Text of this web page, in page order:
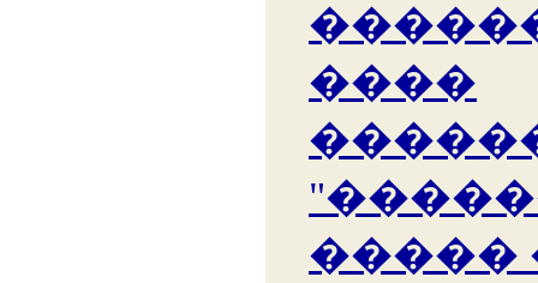
����
�����